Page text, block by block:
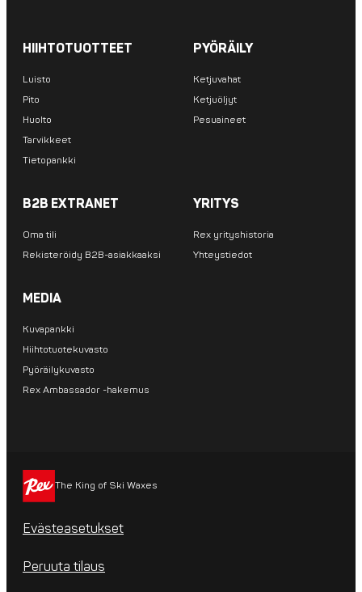
HIIHTOTUOTTEET
Luisto
Pito
Huolto
Tarvikkeet
Tietopankki
PYÖRÄILY
Ketjuvahat
Ketjuöljyt
Pesuaineet
B2B EXTRANET
Oma tili
Rekisteröidy B2B-asiakkaaksi
YRITYS
Rex yrityshistoria
Yhteystiedot
MEDIA
Kuvapankki
Hiihtotuotekuvasto
Pyöräilykuvasto
Rex Ambassador -hakemus
The King of Ski Waxes
Evästeasetukset
Peruuta tilaus